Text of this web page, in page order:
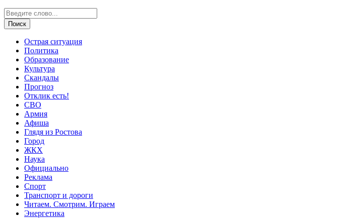
Острая ситуация
Политика
Образование
Культура
Скандалы
Прогноз
Отклик есть!
СВО
Армия
Афиша
Глядя из Ростова
Город
ЖКХ
Наука
Официально
Реклама
Спорт
Транспорт и дороги
Читаем. Смотрим. Играем
Энергетика